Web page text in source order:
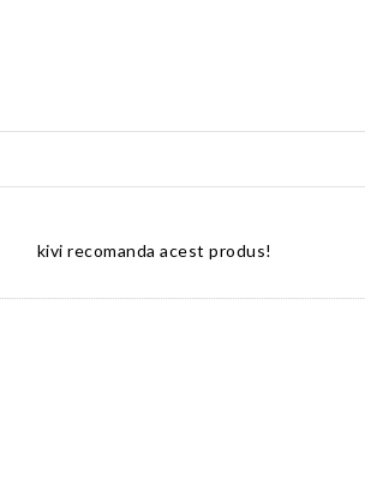
kivi recomanda acest produs!